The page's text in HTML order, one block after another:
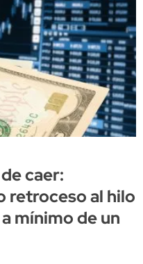
caer:
retroceso al hilo
mínimo de un